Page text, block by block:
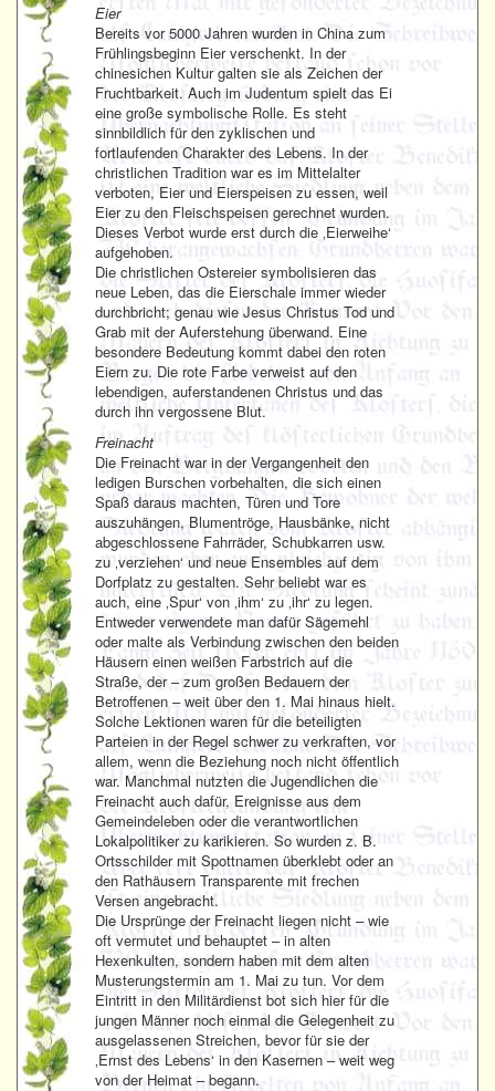
Eier
Bereits vor 5000 Jahren wurden in China zum
Frühlingsbeginn Eier verschenkt. In der
chinesichen Kultur galten sie als Zeichen der
Fruchtbarkeit. Auch im Judentum spielt das Ei
eine große symbolische Rolle. Es steht
sinnbildlich für den zyklischen und
fortlaufenden Charakter des Lebens. In der
christlichen Tradition war es im Mittelalter
verboten, Eier und Eierspeisen zu essen, weil
Eier zu den Fleischspeisen gerechnet wurden.
Dieses Verbot wurde erst durch die ‚Eierweihe‘
aufgehoben.
Die christlichen Ostereier symbolisieren das
neue Leben, das die Eierschale immer wieder
durchbricht; genau wie Jesus Christus Tod und
Grab mit der Auferstehung überwand. Eine
besondere Bedeutung kommt dabei den roten
Eiern zu. Die rote Farbe verweist auf den
lebendigen, auferstandenen Christus und das
durch ihn vergossene Blut.
Freinacht
Die Freinacht war in der Vergangenheit den
ledigen Burschen vorbehalten, die sich einen
Spaß daraus machten, Türen und Tore
auszuhängen, Blumentröge, Hausbänke, nicht
abgeschlossene Fahrräder, Schubkarren usw.
zu ‚verziehen‘ und neue Ensembles auf dem
Dorfplatz zu gestalten. Sehr beliebt war es
auch, eine ‚Spur‘ von ‚ihm‘ zu ‚ihr‘ zu legen.
Entweder verwendete man dafür Sägemehl
oder malte als Verbindung zwischen den beiden
Häusern einen weißen Farbstrich auf die
Straße, der – zum großen Bedauern der
Betroffenen – weit über den 1. Mai hinaus hielt.
Solche Lektionen waren für die beteiligten
Parteien in der Regel schwer zu verkraften, vor
allem, wenn die Beziehung noch nicht öffentlich
war. Manchmal nutzten die Jugendlichen die
Freinacht auch dafür, Ereignisse aus dem
Gemeindeleben oder die verantwortlichen
Lokalpolitiker zu karikieren. So wurden z. B.
Ortsschilder mit Spottnamen überklebt oder an
den Rathäusern Transparente mit frechen
Versen angebracht.
Die Ursprünge der Freinacht liegen nicht – wie
oft vermutet und behauptet – in alten
Hexenkulten, sondern haben mit dem alten
Musterungstermin am 1. Mai zu tun. Vor dem
Eintritt in den Militärdienst bot sich hier für die
jungen Männer noch einmal die Gelegenheit zu
ausgelassenen Streichen, bevor für sie der
‚Ernst des Lebens‘ in den Kasernen – weit weg
von der Heimat – begann.